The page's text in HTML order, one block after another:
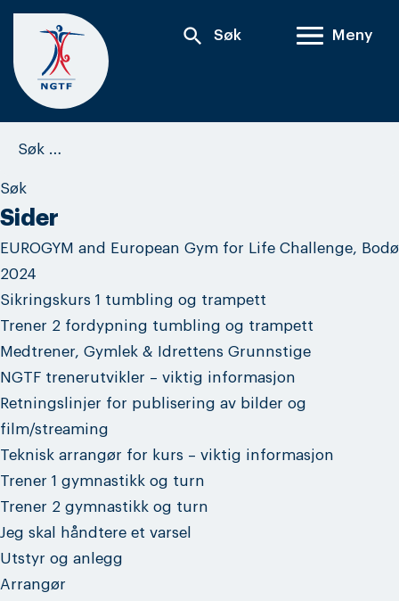
Skip
content
search Søk Meny
etter:
Sider
EUROGYM and European Gym for Life Challenge, Bodø
2024
Sikringskurs 1 tumbling og trampett
Trener 2 fordypning tumbling og trampett
Medtrener, Gymlek & Idrettens Grunnstige
NGTF trenerutvikler – viktig informasjon
Retningslinjer for publisering av bilder og
film/streaming
Teknisk arrangør for kurs – viktig informasjon
Trener 1 gymnastikk og turn
Trener 2 gymnastikk og turn
Jeg skal håndtere et varsel
Utstyr og anlegg
Arrangør